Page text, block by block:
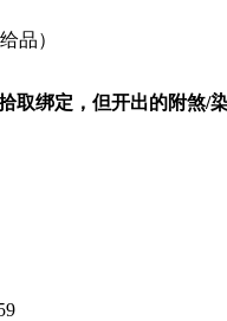
品）
取绑定 ，但开出的附煞/